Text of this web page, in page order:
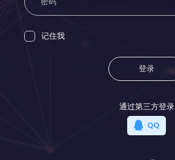
记住我
登录
通过第三方登录
QQ